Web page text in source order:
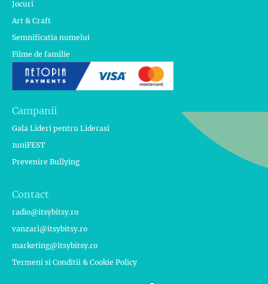
Jocuri
Art & Craft
Semnificatia numelui
Filme de familie
Campanii
Gala Lideri pentru Liderasi
1uniFEST
Prevenire Bullying
Contact
radio@itsybitsy.ro
vanzari@itsybitsy.ro
marketing@itsybitsy.ro
Termeni si Conditii & Cookie Policy